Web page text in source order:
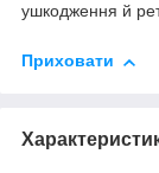
ушкодження й
Приховати